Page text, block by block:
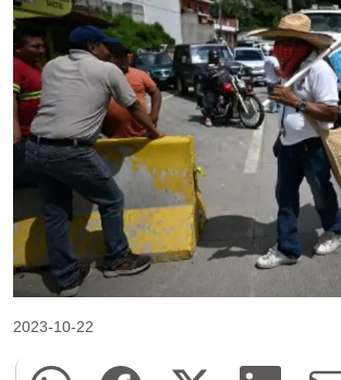
2023-10-22